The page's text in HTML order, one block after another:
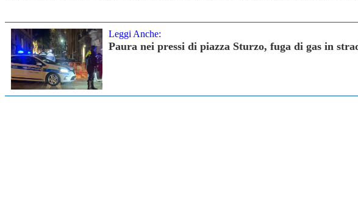
Leggi Anche:
Paura nei pressi di piazza Sturzo, fuga di gas in